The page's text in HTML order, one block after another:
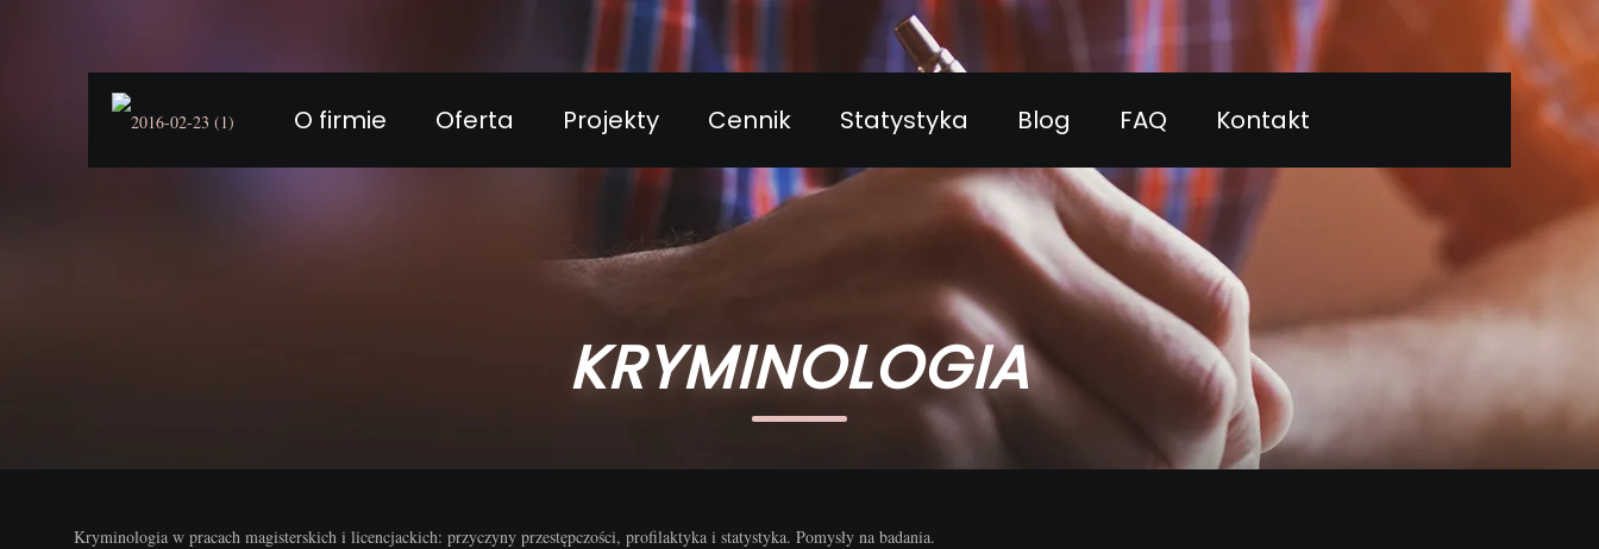
O firmie Oferta Projekty Cennik Statystyka Blog FAQ Kontakt
KRYMINOLOGIA
Kryminologia w pracach magisterskich i licencjackich: przyczyny przestępczości, profilaktyka i statystyka. Pomysły na badania.